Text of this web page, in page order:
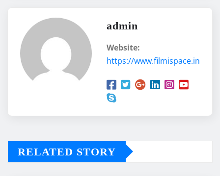
admin
Website:
https://www.filmispace.in
RELATED STORY